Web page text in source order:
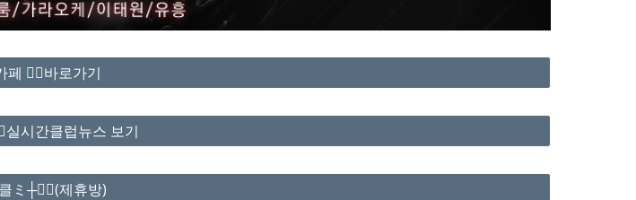
페 ❤️‍🔥바로가기
실시간클럽뉴스 보기
ミ┼❤️‍🔥(제휴방)